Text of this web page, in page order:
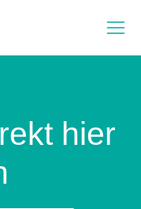
hier